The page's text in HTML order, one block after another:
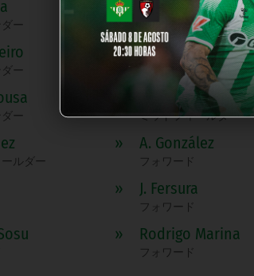
ー
» Emmanuel
ディフェンダー
ー
» Óscar Masqué
ディフェンダー
ー
G. Bouare
ミッドフィールダー
ルダー
» A. González
フォワード
» J. Fersura
フォワード
» Rodrigo Marina
フォワード